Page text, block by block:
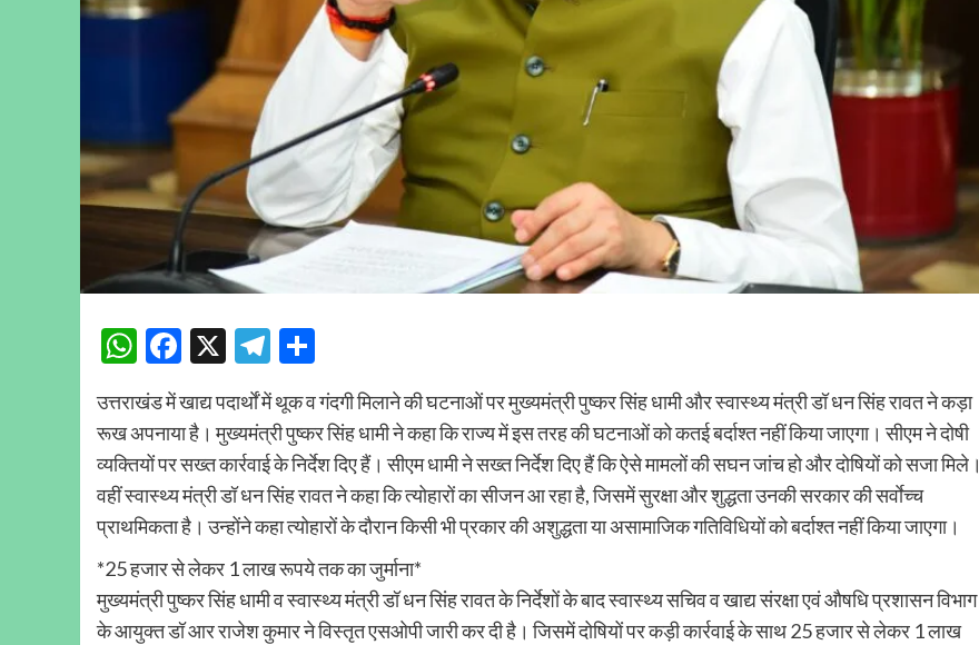
WhatsApp
Facebook
X Telegram
उत्तराखंड में खाद्य पदार्थाें में थूक व गंदगी मिलाने की घटनाओं पर मुख्यमंत्री पुष्कर सिंह धामी और स्वास्थ्य मंत्री डॉ धन सिंह रावत ने कड़ा
रूख अपनाया है। मुख्यमंत्री पुष्कर सिंह धामी ने कहा कि राज्य में इस तरह की घटनाओं को कतई बर्दाश्त नहीं किया जाएगा। सीएम ने दोषी
व्यक्तियों पर सख्त कार्रवाई के निर्देश दिए हैं। सीएम धामी ने सख्त निर्देश दिए हैं कि ऐसे मामलों की सघन जांच हो और दोषियों को सजा मिले।
वहीं स्वास्थ्य मंत्री डॉ धन सिंह रावत ने कहा कि त्योहारों का सीजन आ रहा है, जिसमें सुरक्षा और शुद्धता उनकी सरकार की सर्वाेच्च
प्राथमिकता है। उन्होंने कहा त्योहारों के दौरान किसी भी प्रकार की अशुद्धता या असामाजिक गतिविधियों को बर्दाश्त नहीं किया जाएगा।
*25 हजार से लेकर 1 लाख रूपये तक का जुर्माना*
मुख्यमंत्री पुष्कर सिंह धामी व स्वास्थ्य मंत्री डॉ धन सिंह रावत के निर्देशों के बाद स्वास्थ्य सचिव व खाद्य संरक्षा एवं औषधि प्रशासन विभाग
के आयुक्त डॉ आर राजेश कुमार ने विस्तृत एसओपी जारी कर दी है। जिसमें दोषियों पर कड़ी कार्रवाई के साथ 25 हजार से लेकर 1 लाख